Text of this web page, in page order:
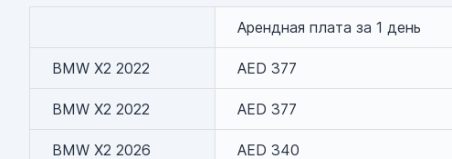
Арендная плата за 1 день
BMW X2 2022 AED 377
BMW X2 2022 AED 377
BMW X2 2026 AED 340